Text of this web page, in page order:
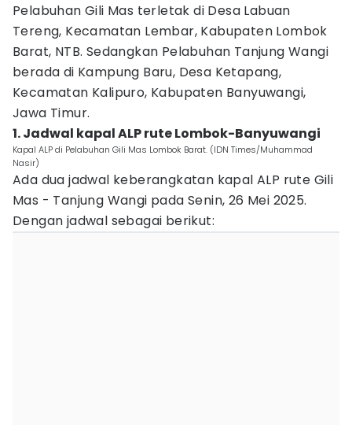
Pelabuhan Gili Mas terletak di Desa Labuan
Tereng, Kecamatan Lembar, Kabupaten Lombok
Barat, NTB. Sedangkan Pelabuhan Tanjung Wangi
berada di Kampung Baru, Desa Ketapang,
Kecamatan Kalipuro, Kabupaten Banyuwangi,
Jawa Timur.
1. Jadwal kapal ALP rute Lombok-Banyuwangi
Kapal ALP di Pelabuhan Gili Mas Lombok Barat. (IDN Times/Muhammad
Nasir)
Ada dua jadwal keberangkatan kapal ALP rute Gili
Mas - Tanjung Wangi pada Senin, 26 Mei 2025.
Dengan jadwal sebagai berikut: